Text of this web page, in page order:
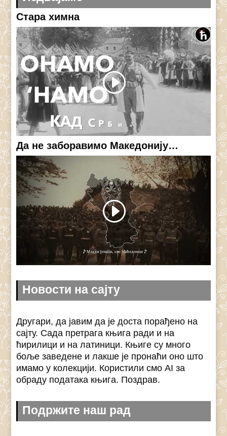
Стара химна
Да не заборавимо Македонију…
Новости на сајту
Другари, да јавим да је доста порађено на
сајту. Сада претрага књига ради и на
ћирилици и на латиници. Књиге су много
боље заведене и лакше је пронаћи оно што
имамо у колекцији. Користили смо AI за
обраду података књига. Поздрав.
Подржите наш рад